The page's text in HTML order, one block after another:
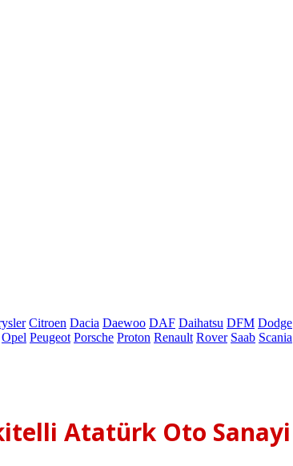
Citroen Dacia Daewoo DAF Daihatsu DFM Dodge
Opel Peugeot Porsche Proton Renault Rover Saab Scania
Atatürk Oto Sanayi